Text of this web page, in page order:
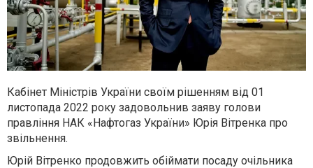
Кабінет Міністрів України своїм рішенням від 01
листопада 2022 року задовольнив заяву голови
правління НАК «Нафтогаз України» Юрія Вітренка про
звільнення.
Юрій Вітренко продовжить обіймати посаду очільника